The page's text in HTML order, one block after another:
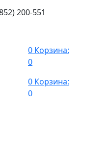
200-551
0 Корзина:
0
0 Корзина:
0